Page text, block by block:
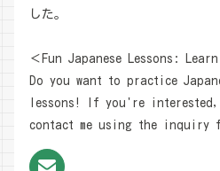
した。
＜Fun Japanese Lessons:
Do you want to practice
lessons! If you're interested,
contact me using the inquiry